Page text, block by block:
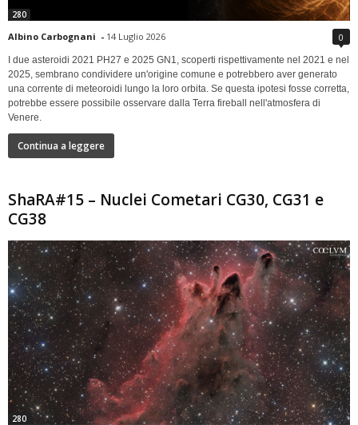
280
Albino Carbognani - 14 Luglio 2026 0
I due asteroidi 2021 PH27 e 2025 GN1, scoperti rispettivamente nel 2021 e nel
2025, sembrano condividere un'origine comune e potrebbero aver generato
una corrente di meteoroidi lungo la loro orbita. Se questa ipotesi fosse corretta,
potrebbe essere possibile osservare dalla Terra fireball nell'atmosfera di
Venere.
Continua a leggere
ShaRA#15 – Nuclei Cometari CG30, CG31 e
CG38
280